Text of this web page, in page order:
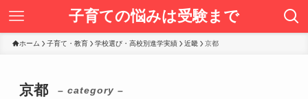
子育ての悩みは受験まで
ホーム 子育て・教育 学校選び・高校別進学実績 近畿 京都
京都 – category –